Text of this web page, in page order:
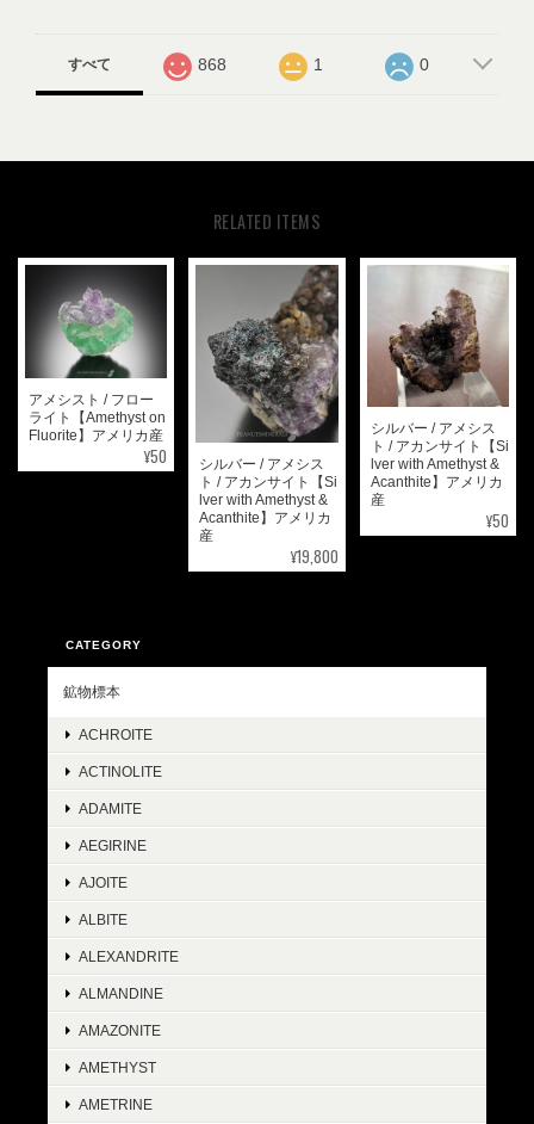
すべて 868 1 0
RELATED ITEMS
アメシスト / フロー
ライト【Amethyst on
Fluorite】アメリカ産
¥50
シルバー / アメシス
ト / アカンサイト【Si
lver with Amethyst &
Acanthite】アメリカ
産
¥19,800
シルバー / アメシス
ト / アカンサイト【Si
lver with Amethyst &
Acanthite】アメリカ
産
¥50
CATEGORY
鉱物標本
ACHROITE
ACTINOLITE
ADAMITE
AEGIRINE
AJOITE
ALBITE
ALEXANDRITE
ALMANDINE
AMAZONITE
AMETHYST
AMETRINE